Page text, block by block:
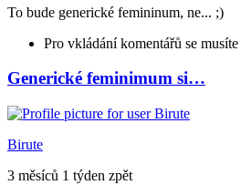
To bude generické femininum, ne... ;)
Pro vkládání komentářů se musíte
In
reply
to
:-)))
by
Profesor
Generické feminimum si…
Birute
3 měsíců 1 týden zpět